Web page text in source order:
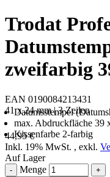
Trodat
zweifarbig
EAN 0190084213431
41 x 24 mm | 3 Zeilen
Datumsstempel
max. Abdruckfläche 39
Kissenfarbe 2-farbig
44,95 €
Inkl. 19% MwSt. , exkl.
Auf Lager
- Menge
+